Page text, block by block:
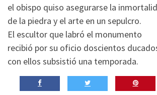
el obispo quiso asegurarse la
de la piedra y el arte en un sepulcro.
El escultor que labró el monumento
recibió por su oficio doscientos
con ellos subsistió una temporada.